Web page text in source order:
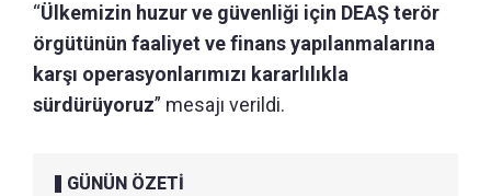
“Ülkemizin huzur ve güvenliği için DEAŞ terör
örgütünün faaliyet ve finans yapılanmalarına
karşı operasyonlarımızı kararlılıkla
sürdürüyoruz” mesajı verildi.
GÜNÜN ÖZETİ